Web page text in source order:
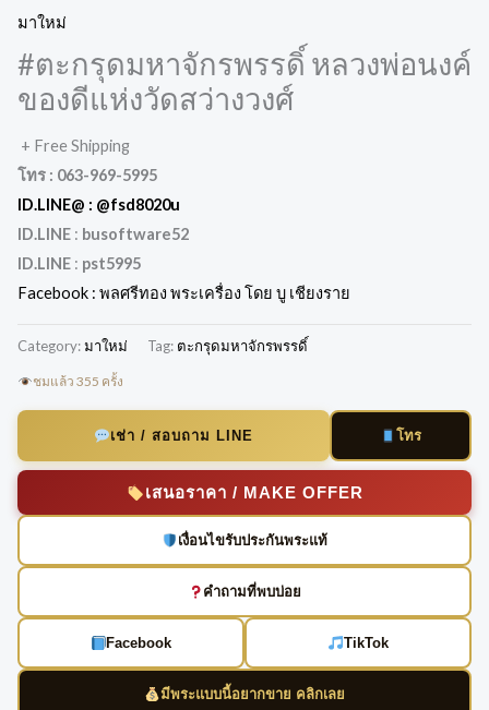
มาใหม่
#ตะกรุดมหาจักรพรรดิ์​ หลวงพ่อนงค์
ของดีแห่งวัดสว่างวงศ์
+ Free Shipping
โทร : 063-969-5995
ID.LINE@ : @fsd8020u
ID.LINE : busoftware52
ID.LINE : pst5995
Facebook : พลศรีทอง พระเครื่อง โดย บู เชียงราย
Category:มาใหม่ Tag: ตะกรุดมหาจักรพรรดิ์​
ชมแล้ว 355 ครั้ง
เช่า / สอบถาม LINE โทร
เสนอราคา / MAKE OFFER
เงื่อนไขรับประกันพระแท้
คำถามที่พบบ่อย
Facebook TikTok
มีพระแบบนี้อยากขาย คลิกเลย